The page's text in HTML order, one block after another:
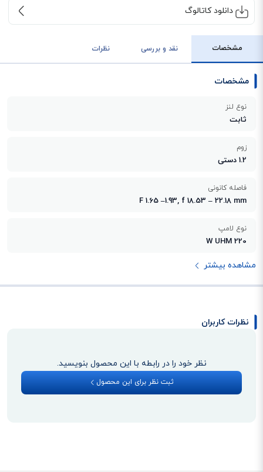
دانلود کاتالوگ
مشخصات نقد و بررسی نظرات
مشخصات
نوع لنز
ثابت
زوم
1.2 دستی
فاصله کانونی
F 1.65 –1.93, f 18.53 – 22.18 mm
نوع لامپ
220 W UHM
مشاهده بیشتر
نظرات کاربران
نظر خود را در رابطه با این محصول بنویسید.
ثبت نظر برای این محصول